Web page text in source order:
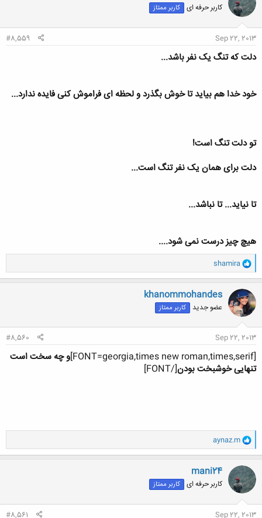
ه
ا
کاربر حرفه ای کاربر ممتاز
Sep 22, 2013
#8,559
دلت که تنگ یک نفر باشد...
خود خدا هم بیاید تا خوش بگذرد و لحظه ای فراموش کنی فایده ندارد...
تو دلت تنگ است!
دلت برای همان یک نفر تنگ است...
تا نیاید... تا نباشد...
هیچ چیز درست نمی شود....
و
ا
ک
ن
ش
ه
ا
shamira
khanommohandes
عضو جدید کاربر ممتاز
Sep 22, 2013
#8,560
[FONT=georgia,times new roman,times,serif]
و چه سخت است
تنهایی خوشبخت بودن[/FONT]
و
ا
ک
ن
ش
ه
ا
aynaz.m
mani24
کاربر حرفه ای کاربر ممتاز
Sep 22, 2013
#8,561